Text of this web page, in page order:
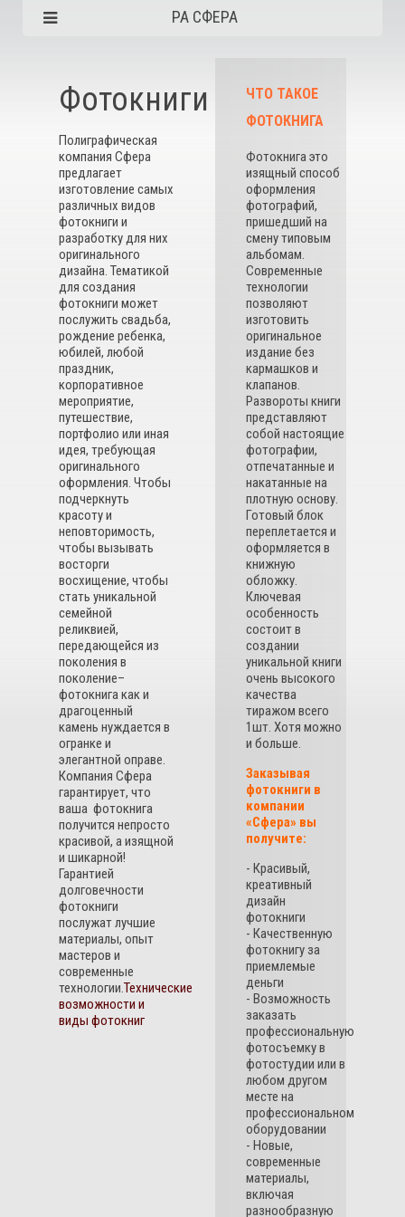
РА СФЕРА
Фотокниги
Полиграфическая
компания Сфера
предлагает
изготовление самых
различных видов
фотокниги и
разработку для них
оригинального
дизайна. Тематикой
для создания
фотокниги может
послужить свадьба,
рождение ребенка,
юбилей, любой
праздник,
корпоративное
мероприятие,
путешествие,
портфолио или иная
идея, требующая
оригинального
оформления. Чтобы
подчеркнуть
красоту и
неповторимость,
чтобы вызывать
восторги
восхищение, чтобы
стать уникальной
семейной
реликвией,
передающейся из
поколения в
поколение–
фотокнига как и
драгоценный
камень нуждается в
огранке и
элегантной оправе.
Компания Сфера
гарантирует, что
ваша фотокнига
получится непросто
красивой, а изящной
и шикарной!
Гарантией
долговечности
фотокниги
послужат лучшие
материалы, опыт
мастеров и
современные
технологии.Технические
возможности и
виды фотокниг
ЧТО ТАКОЕ
ФОТОКНИГА
Фотокнига это
изящный способ
оформления
фотографий,
пришедший на
смену типовым
альбомам.
Современные
технологии
позволяют
изготовить
оригинальное
издание без
кармашков и
клапанов.
Развороты книги
представляют
собой настоящие
фотографии,
отпечатанные и
накатанные на
плотную основу.
Готовый блок
переплетается и
оформляется в
книжную
обложку.
Ключевая
особенность
состоит в
создании
уникальной книги
очень высокого
качества
тиражом всего
1шт. Хотя можно
и больше.
Заказывая
фотокниги в
компании
«Сфера» вы
получите:
- Красивый,
креативный
дизайн
фотокниги
- Качественную
фотокнигу за
приемлемые
деньги
- Возможность
заказать
профессиональную
фотосъемку в
фотостудии или в
любом другом
месте на
профессиональном
оборудовании
- Новые,
современные
материалы,
включая
разнообразную